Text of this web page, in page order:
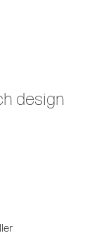
design